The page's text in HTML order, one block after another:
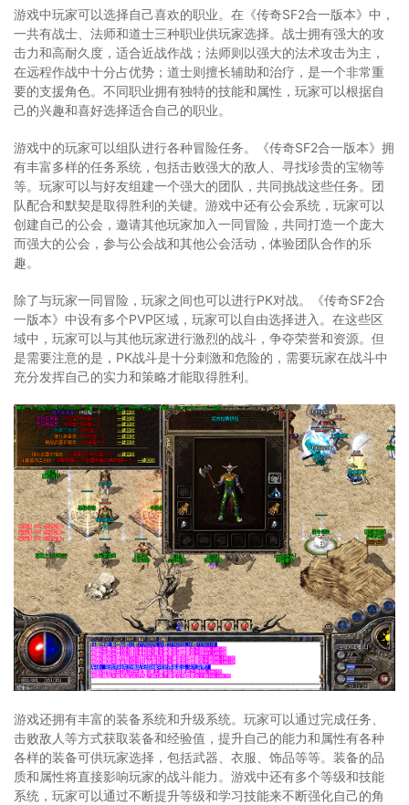
游戏中玩家可以选择自己喜欢的职业。在《传奇SF2合一版本》中，
一共有战士、法师和道士三种职业供玩家选择。战士拥有强大的攻
击力和高耐久度，适合近战作战；法师则以强大的法术攻击为主，
在远程作战中十分占优势；道士则擅长辅助和治疗，是一个非常重
要的支援角色。不同职业拥有独特的技能和属性，玩家可以根据自
己的兴趣和喜好选择适合自己的职业。
游戏中的玩家可以组队进行各种冒险任务。《传奇SF2合一版本》拥
有丰富多样的任务系统，包括击败强大的敌人、寻找珍贵的宝物等
等。玩家可以与好友组建一个强大的团队，共同挑战这些任务。团
队配合和默契是取得胜利的关键。游戏中还有公会系统，玩家可以
创建自己的公会，邀请其他玩家加入一同冒险，共同打造一个庞大
而强大的公会，参与公会战和其他公会活动，体验团队合作的乐
趣。
除了与玩家一同冒险，玩家之间也可以进行PK对战。《传奇SF2合
一版本》中设有多个PVP区域，玩家可以自由选择进入。在这些区
域中，玩家可以与其他玩家进行激烈的战斗，争夺荣誉和资源。但
是需要注意的是，PK战斗是十分刺激和危险的，需要玩家在战斗中
充分发挥自己的实力和策略才能取得胜利。
游戏还拥有丰富的装备系统和升级系统。玩家可以通过完成任务、
击败敌人等方式获取装备和经验值，提升自己的能力和属性有各种
各样的装备可供玩家选择，包括武器、衣服、饰品等等。装备的品
质和属性将直接影响玩家的战斗能力。游戏中还有多个等级和技能
系统，玩家可以通过不断提升等级和学习技能来不断强化自己的角